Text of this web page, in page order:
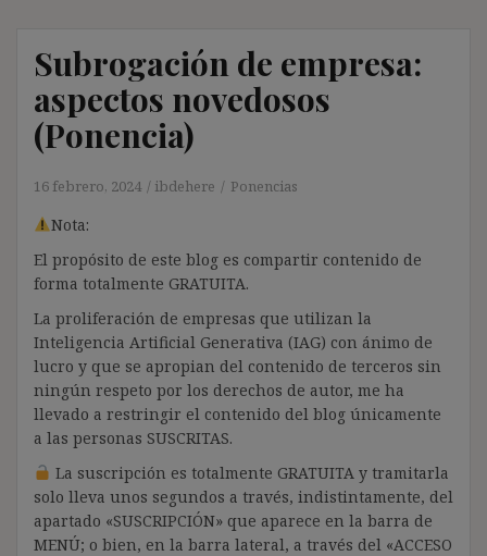
Subrogación de empresa:
aspectos novedosos
(Ponencia)
16 febrero, 2024 ibdehere Ponencias
Nota:
El propósito de este blog es compartir contenido de
forma totalmente GRATUITA.
La proliferación de empresas que utilizan la
Inteligencia Artificial Generativa (IAG) con ánimo de
lucro y que se apropian del contenido de terceros sin
ningún respeto por los derechos de autor, me ha
llevado a restringir el contenido del blog únicamente
a las personas SUSCRITAS.
La suscripción es totalmente GRATUITA y tramitarla
solo lleva unos segundos a través, indistintamente, del
apartado «SUSCRIPCIÓN» que aparece en la barra de
MENÚ; o bien, en la barra lateral, a través del «ACCESO